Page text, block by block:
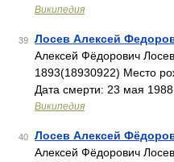
Википедия
39 Лосев Алексей
Алексей Фёдорович
1893(18930922) Место
Дата смерти: 23 мая
Википедия
40 Лосев Алексей
Алексей Фёдорович